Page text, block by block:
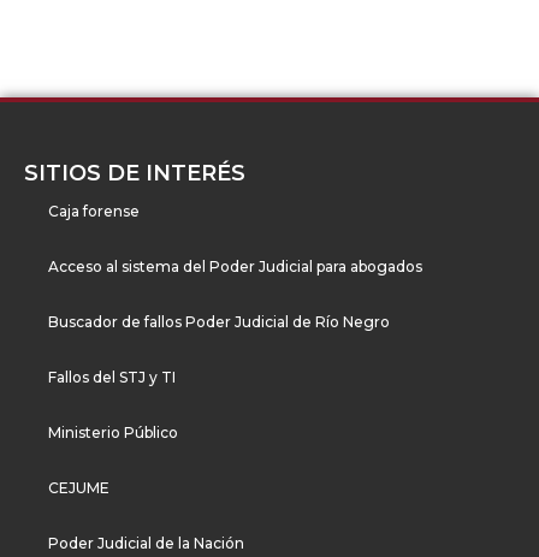
SITIOS DE INTERÉS
Caja forense
Acceso al sistema del Poder Judicial para abogados
Buscador de fallos Poder Judicial de Río Negro
Fallos del STJ y TI
Ministerio Público
CEJUME
Poder Judicial de la Nación